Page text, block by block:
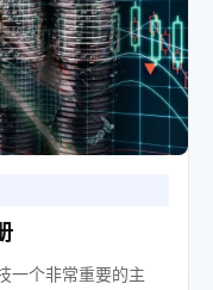
一个非常重要的主